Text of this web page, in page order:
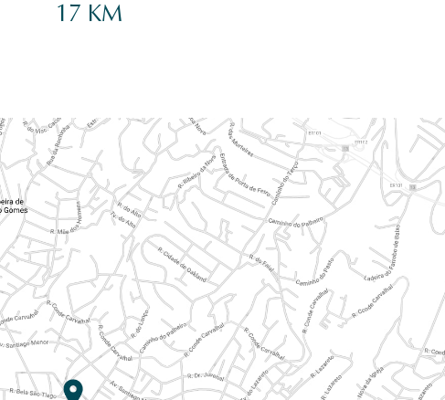
17 KM